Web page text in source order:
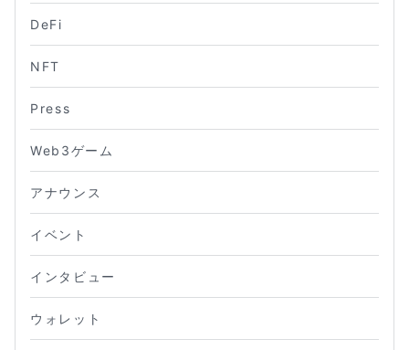
DeFi
NFT
Press
Web3ゲーム
アナウンス
イベント
インタビュー
ウォレット